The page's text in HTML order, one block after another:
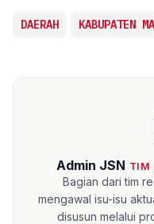
DAERAH KABUPATEN
Admin JSN TIM
Bagian dari tim
mengawal isu-isu
disusun melalui